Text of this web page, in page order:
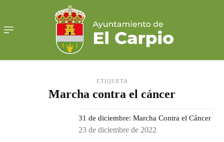
ETIQUETA
Marcha contra el cáncer
31 de diciembre: Marcha Contra el Cáncer
23 de diciembre de 2022